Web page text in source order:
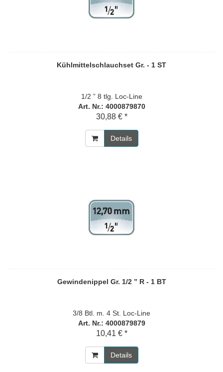
Kühlmittelschlauchset Gr. - 1 ST
1/2 ” 8 tlg. Loc-Line
Art. Nr.: 4000879870
30,88 € *
Details
Gewindenippel Gr. 1/2 ” R - 1 BT
3/8 Btl. m. 4 St. Loc-Line
Art. Nr.: 4000879879
10,41 € *
Details